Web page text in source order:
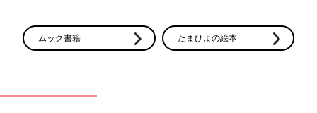
ムック書籍 たまひよの絵本